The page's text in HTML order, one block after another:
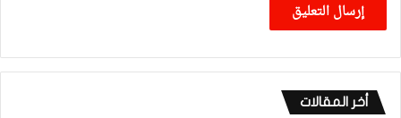
أخر المقالات